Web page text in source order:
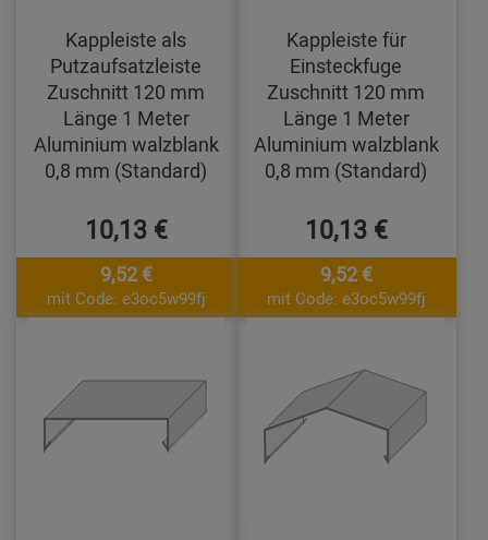
Kappleiste als
Putzaufsatzleiste
Zuschnitt 120 mm
Länge 1 Meter
Aluminium walzblank
0,8 mm (Standard)
10,13 €
9,52 €
mit Code: e3oc5w99fj
Kappleiste für
Einsteckfuge
Zuschnitt 120 mm
Länge 1 Meter
Aluminium walzblank
0,8 mm (Standard)
10,13 €
9,52 €
mit Code: e3oc5w99fj